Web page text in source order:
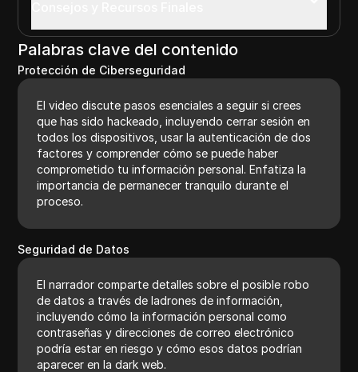
Palabras clave del contenido
Protección de Ciberseguridad
El video discute pasos esenciales a seguir si crees
que has sido hackeado, incluyendo cerrar sesión en
todos los dispositivos, usar la autenticación de dos
factores y comprender cómo se puede haber
comprometido tu información personal. Enfatiza la
importancia de permanecer tranquilo durante el
proceso.
Seguridad de Datos
El narrador comparte detalles sobre el posible robo
de datos a través de ladrones de información,
incluyendo cómo la información personal como
contraseñas y direcciones de correo electrónico
podría estar en riesgo y cómo esos datos podrían
aparecer en la dark web.